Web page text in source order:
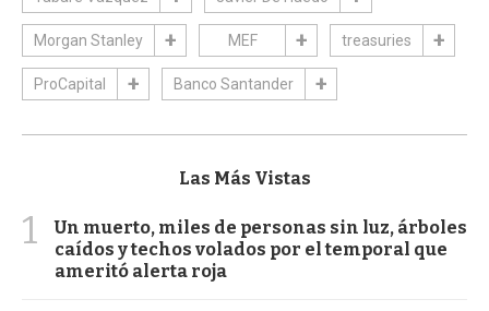
Morgan Stanley MEF treasuries
ProCapital Banco Santander
Las Más Vistas
1
Un muerto, miles de personas sin luz, árboles
caídos y techos volados por el temporal que
ameritó alerta roja